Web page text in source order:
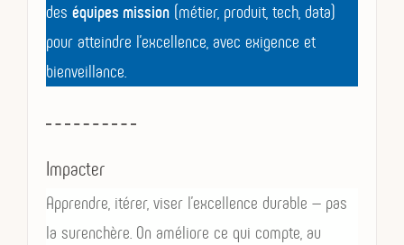
des équipes mission (métier, produit, tech, data)
pour atteindre l’excellence, avec exigence et
bienveillance.
Impacter
Apprendre, itérer, viser l’excellence durable — pas
la surenchère. On améliore ce qui compte, au